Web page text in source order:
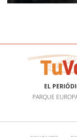
EL
PARQUE